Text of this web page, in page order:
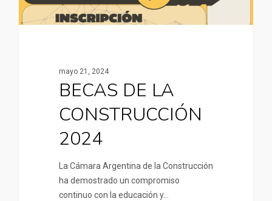
mayo 21, 2024
BECAS DE LA
CONSTRUCCIÓN
2024
La Cámara Argentina de la Construcción
ha demostrado un compromiso
continuo con la educación y…